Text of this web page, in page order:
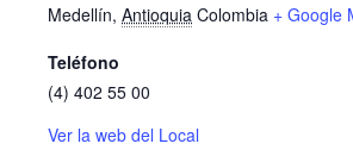
Medellín, Antioquia Colombia + Google
Teléfono
(4) 402 55 00
Ver la web del Local